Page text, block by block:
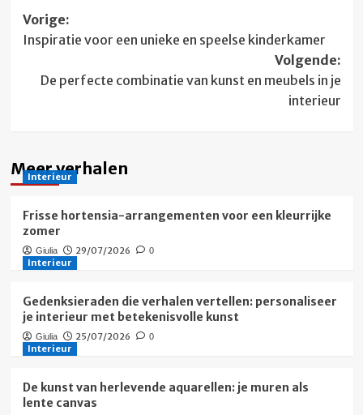
Bericht
navigatie
Vorige:
Inspiratie voor een unieke en speelse kinderkamer
Volgende:
De perfecte combinatie van kunst en meubels in je
interieur
Meer verhalen
Interieur
Frisse hortensia-arrangementen voor een kleurrijke
zomer
Giulia 29/07/2026 0
Interieur
Gedenksieraden die verhalen vertellen: personaliseer
je interieur met betekenisvolle kunst
Giulia 25/07/2026 0
Interieur
De kunst van herlevende aquarellen: je muren als
lente canvas